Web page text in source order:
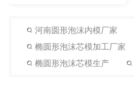
河南圆形泡沫内模厂家
椭圆形泡沫芯模加工厂家
椭圆形泡沫芯模生产